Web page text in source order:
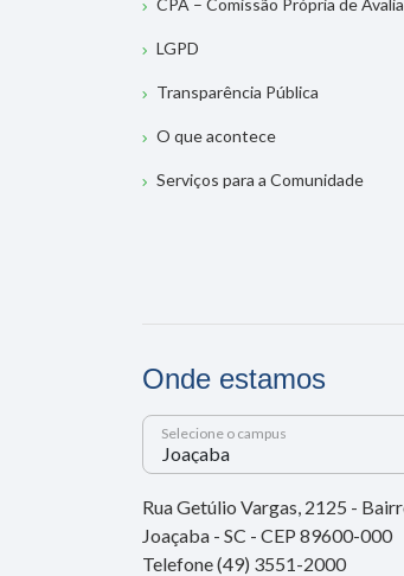
CPA – Comissão Própria de
LGPD
Transparência Pública
O que acontece
Serviços para a Comunidade
Onde estamos
Selecione o campus
Rua Getúlio Vargas, 2125 -
Joaçaba - SC - CEP 89600-000
Telefone (49) 3551-2000